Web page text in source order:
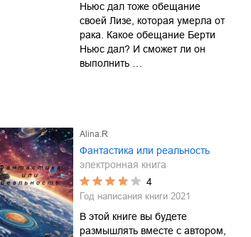
Ньюс дал тоже обещание
своей Лизе, которая умерла от
рака. Какое обещание Берти
Ньюс дал? И сможет ли он
выполнить …
Alina.R
Фантастика или реальность
электронная книга
4
Год написания книги 2021
В этой книге вы будете
размышлять вместе с автором,